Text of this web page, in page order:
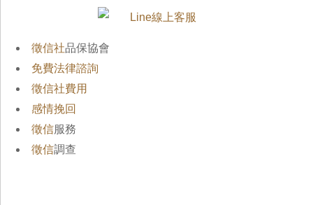
徵信社品保協會
免費法律諮詢
徵信社費用
感情挽回
徵信服務
徵信調查